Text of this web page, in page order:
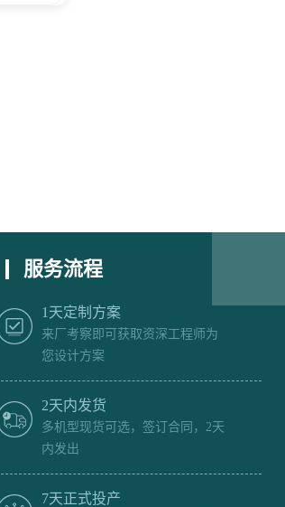
服务流程
1天定制方案
来厂考察即可获取资深工程师为
您设计方案
2天内发货
多机型现货可选，签订合同，2天
内发出
7天正式投产